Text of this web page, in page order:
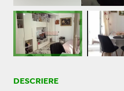
DESCRIERE